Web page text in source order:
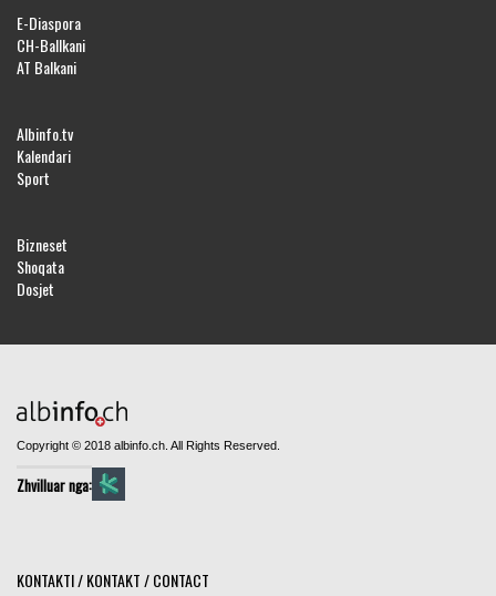
E-Diaspora
CH-Ballkani
AT Balkani
Albinfo.tv
Kalendari
Sport
Bizneset
Shoqata
Dosjet
Copyright © 2018 albinfo.ch. All Rights Reserved.
Zhvilluar nga:
KONTAKTI / KONTAKT / CONTACT